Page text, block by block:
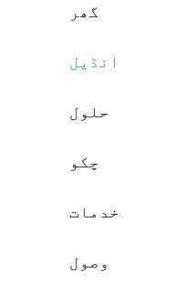
گھر
انڈیل
حلول
چکو
خدمات
وصول